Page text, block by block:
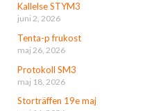
Kallelse STYM3
juni 2, 2026
Tenta-p frukost
maj 26, 2026
Protokoll SM3
maj 18, 2026
Storträffen 19e maj